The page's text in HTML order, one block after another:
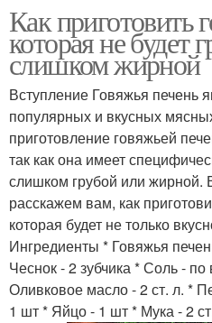
Как приготовить
которая не будет
слишком жирной
Вступление Говяжья печень
популярных и вкусных
приготовление говяжьей
так как она имеет
слишком грубой или жирной.
расскажем вам, как
которая будет не только
Ингредиенты * Говяжья
Чеснок - 2 зубчика * Соль -
Оливковое масло - 2 ст. л. *
1 шт * Яйцо - 1 шт * Мука - 2